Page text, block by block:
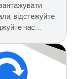
відстежуйте
час